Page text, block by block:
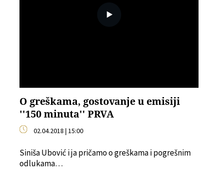
O greškama, gostovanje u emisiji
''150 minuta'' PRVA
02.04.2018 | 15:00
Siniša Ubović i ja pričamo o greškama i pogrešnim
odlukama…